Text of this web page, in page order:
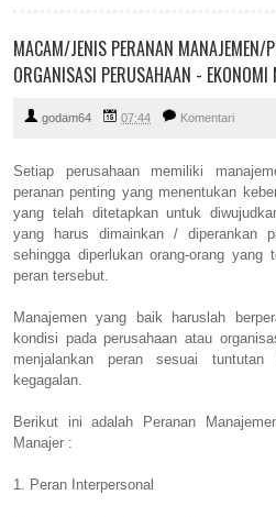
MACAM/JENIS PERANAN MANAJEMEN/
ORGANISASI PERUSAHAAN - EKONOMI
godam64 07:44 Komentari
Setiap perusahaan memiliki
peranan penting yang menentukan
yang telah ditetapkan untuk
yang harus dimainkan / diperankan
sehingga diperlukan orang-orang yang
peran tersebut.
Manajemen yang baik haruslah
kondisi pada perusahaan atau
menjalankan peran sesuai tuntutan
kegagalan.
Berikut ini adalah Peranan
Manajer :
1. Peran Interpersonal